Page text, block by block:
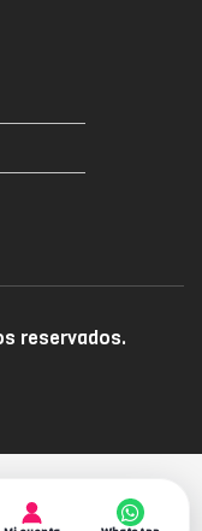
reservados.